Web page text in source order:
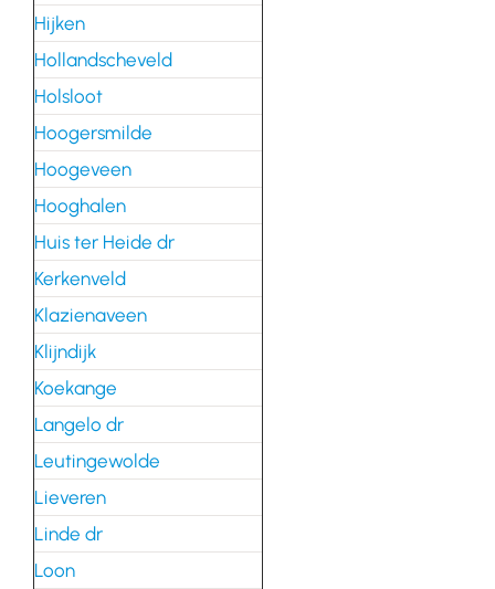
Hijken
Hollandscheveld
Holsloot
Hoogersmilde
Hoogeveen
Hooghalen
Huis ter Heide dr
Kerkenveld
Klazienaveen
Klijndijk
Koekange
Langelo dr
Leutingewolde
Lieveren
Linde dr
Loon